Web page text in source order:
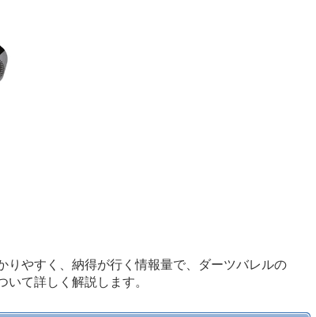
りやすく、納得が行く情報量で、ダーツバレルの
いて詳しく解説します。